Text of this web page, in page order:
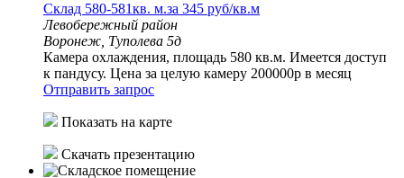
Склад 580-581кв. м.за 345 руб/кв.м
Левобережный район
Воронеж, Туполева 5д
Камера охлаждения, площадь 580 кв.м. Имеется доступ
к пандусу. Цена за целую камеру 200000р в месяц
Отправить запрос
Показать на карте
Скачать презентацию